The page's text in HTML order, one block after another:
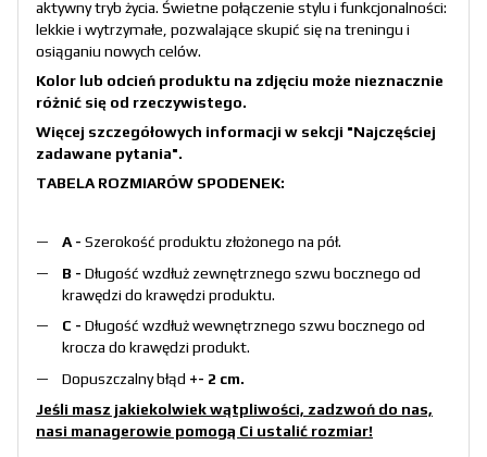
aktywny tryb życia. Świetne połączenie stylu i funkcjonalności:
lekkie i wytrzymałe, pozwalające skupić się na treningu i
osiąganiu nowych celów.
Kolor lub odcień produktu na zdjęciu może nieznacznie
różnić się od rzeczywistego.
Więcej szczegółowych informacji w sekcji "Najczęściej
zadawane pytania".
TABELA ROZMIARÓW SPODENEK:
A - Szerokość produktu złożonego na pół.
B - Długość wzdłuż zewnętrznego szwu bocznego od
krawędzi do krawędzi produktu.
C - Długość wzdłuż wewnętrznego szwu bocznego od
krocza do krawędzi produkt.
Dopuszczalny błąd +- 2 cm.
Jeśli masz jakiekolwiek wątpliwości, zadzwoń do nas,
nasi managerowie pomogą Ci ustalić rozmiar!